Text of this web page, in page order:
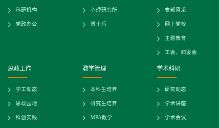
科研机构
党政办公
心理研究所
博士后
支部风采
网上党校
主题教育
工会、妇委会
思政工作
学工动态
思政园地
科创实践
教学管理
本科生培养
研究生培养
MPA教学
学术科研
研究动态
学术讲座
学术会议